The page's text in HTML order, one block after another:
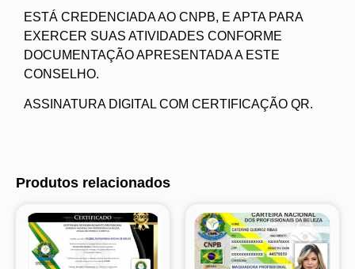
ESTÁ CREDENCIADA AO CNPB, E APTA PARA
EXERCER SUAS ATIVIDADES CONFORME
DOCUMENTAÇÃO APRESENTADA A ESTE
CONSELHO.
ASSINATURA DIGITAL COM CERTIFICAÇÃO QR.
Produtos relacionados